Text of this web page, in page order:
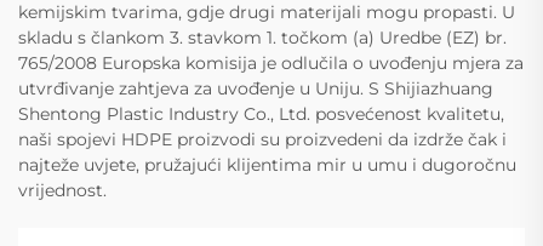
kemijskim tvarima, gdje drugi materijali mogu propasti. U
skladu s člankom 3. stavkom 1. točkom (a) Uredbe (EZ) br.
765/2008 Europska komisija je odlučila o uvođenju mjera za
utvrđivanje zahtjeva za uvođenje u Uniju. S Shijiazhuang
Shentong Plastic Industry Co., Ltd. posvećenost kvalitetu,
naši spojevi HDPE proizvodi su proizvedeni da izdrže čak i
najteže uvjete, pružajući klijentima mir u umu i dugoročnu
vrijednost.